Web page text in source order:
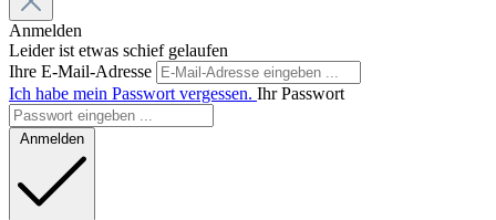
Anmelden
Leider ist etwas schief gelaufen
Ihre E-Mail-Adresse
Ich habe mein Passwort vergessen. Ihr Passwort
Anmelden